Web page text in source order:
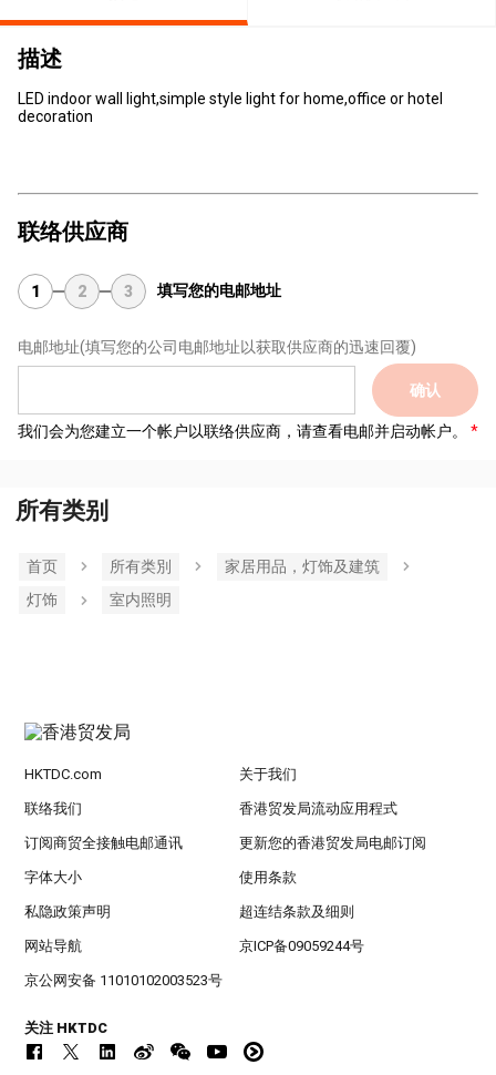
描述
LED indoor wall light,simple style light for home,office or hotel
decoration
联络供应商
1 2 3 填写您的电邮地址
电邮地址(填写您的公司电邮地址以获取供应商的迅速回覆)
确认
我们会为您建立一个帐户以联络供应商，请查看电邮并启动帐户。
所有类别
首页 所有类別
家居用品，灯饰及建筑
灯饰
室内照明
HKTDC.com 关于我们
联络我们 香港贸发局流动应用程式
订阅商贸全接触电邮通讯 更新您的香港贸发局电邮订阅
字体大小 使用条款
私隐政策声明 超连结条款及细则
网站导航 京ICP备09059244号
京公网安备 11010102003523号
关注 HKTDC